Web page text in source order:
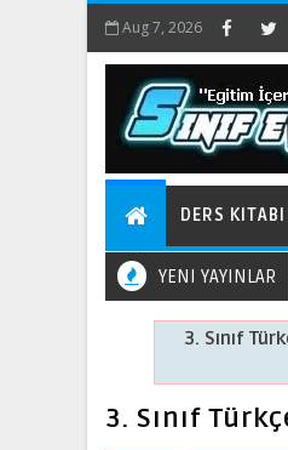
Aug 7, 2026
DERS KITABI
YENI YAYINLAR
3. Sınıf
3. Sınıf